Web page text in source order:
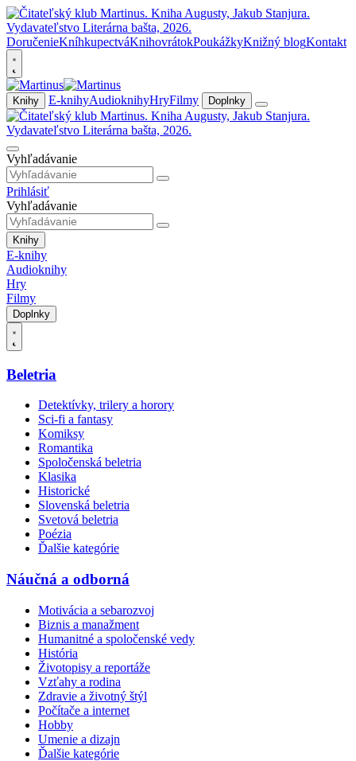
DoručenieKníhkupectváKnihovrátokPoukážkyKnižný blogKontakt
Knihy E-knihyAudioknihyHryFilmy Doplnky
Vyhľadávanie
Prihlásiť
Vyhľadávanie
Knihy
E-knihy
Audioknihy
Hry
Filmy
Doplnky
Beletria
Detektívky, trilery a horory
Sci-fi a fantasy
Komiksy
Romantika
Spoločenská beletria
Klasika
Historické
Slovenská beletria
Svetová beletria
Poézia
Ďalšie kategórie
Náučná a odborná
Motivácia a sebarozvoj
Biznis a manažment
Humanitné a spoločenské vedy
História
Životopisy a reportáže
Vzťahy a rodina
Zdravie a životný štýl
Počítače a internet
Hobby
Umenie a dizajn
Ďalšie kategórie